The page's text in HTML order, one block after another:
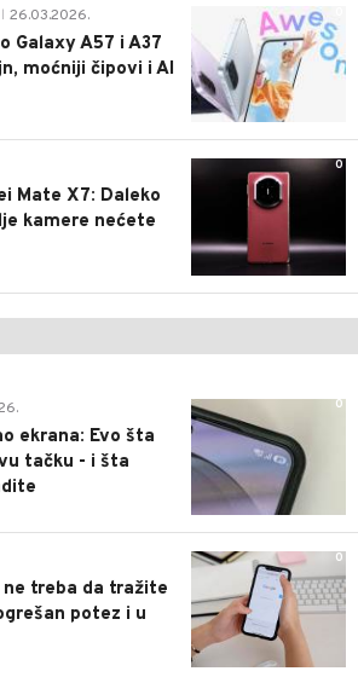
26.03.2026.
Galaxy A57 i A37
moćniji čipovi i AI
0
Mate X7: Daleko
kamere nećete
0
ekrana: Evo šta
tačku - i šta
0
treba da tražite
potez i u